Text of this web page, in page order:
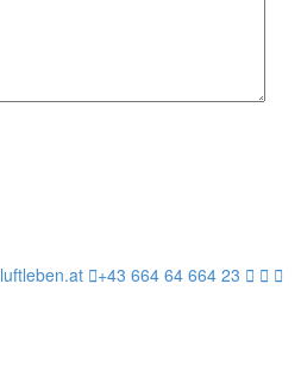
+43 664 64 664 23